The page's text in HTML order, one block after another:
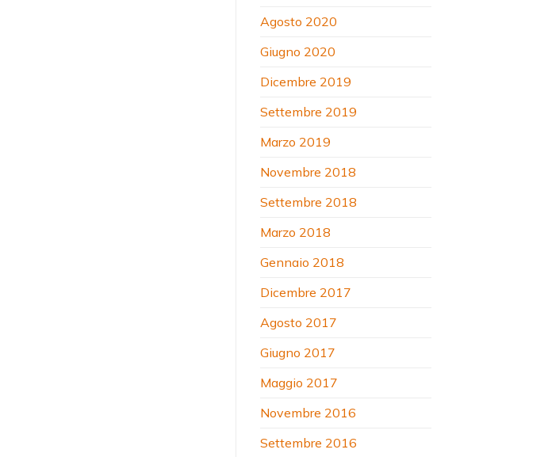
Agosto 2020
Giugno 2020
Dicembre 2019
Settembre 2019
Marzo 2019
Novembre 2018
Settembre 2018
Marzo 2018
Gennaio 2018
Dicembre 2017
Agosto 2017
Giugno 2017
Maggio 2017
Novembre 2016
Settembre 2016